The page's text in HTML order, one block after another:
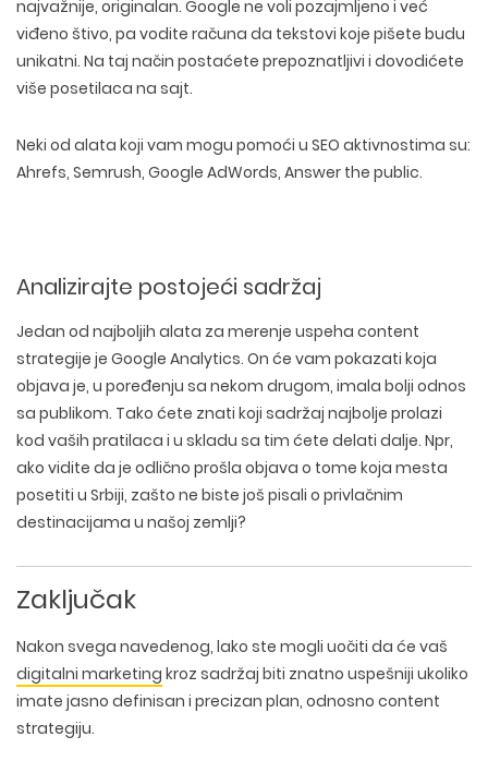
najvažnije, originalan. Google ne voli pozajmljeno i već
viđeno štivo, pa vodite računa da tekstovi koje pišete budu
unikatni. Na taj način postaćete prepoznatljivi i dovodićete
više posetilaca na sajt.
Neki od alata koji vam mogu pomoći u SEO aktivnostima su:
Ahrefs, Semrush, Google AdWords, Answer the public.
Analizirajte postojeći sadržaj
Jedan od najboljih alata za merenje uspeha content
strategije je Google Analytics. On će vam pokazati koja
objava je, u poređenju sa nekom drugom, imala bolji odnos
sa publikom. Tako ćete znati koji sadržaj najbolje prolazi
kod vaših pratilaca i u skladu sa tim ćete delati dalje. Npr,
ako vidite da je odlično prošla objava o tome koja mesta
posetiti u Srbiji, zašto ne biste još pisali o privlačnim
destinacijama u našoj zemlji?
Zaključak
Nakon svega navedenog, lako ste mogli uočiti da će vaš
digitalni marketing kroz sadržaj biti znatno uspešniji ukoliko
imate jasno definisan i precizan plan, odnosno content
strategiju.